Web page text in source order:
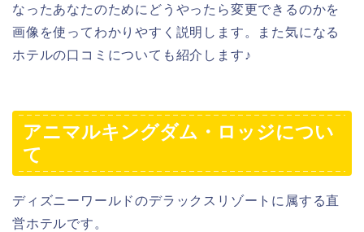
なったあなたのためにどうやったら変更できるのかを
画像を使ってわかりやすく説明します。また気になる
ホテルの口コミについても紹介します♪
アニマルキングダム・ロッジについ
て
ディズニーワールドのデラックスリゾートに属する直
営ホテルです。